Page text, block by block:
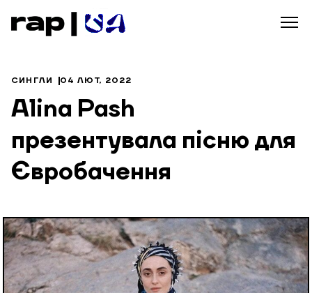
СИНГЛИ 04 ЛЮТ, 2022
Alina Pash
презентувала пісню для
Євробачення